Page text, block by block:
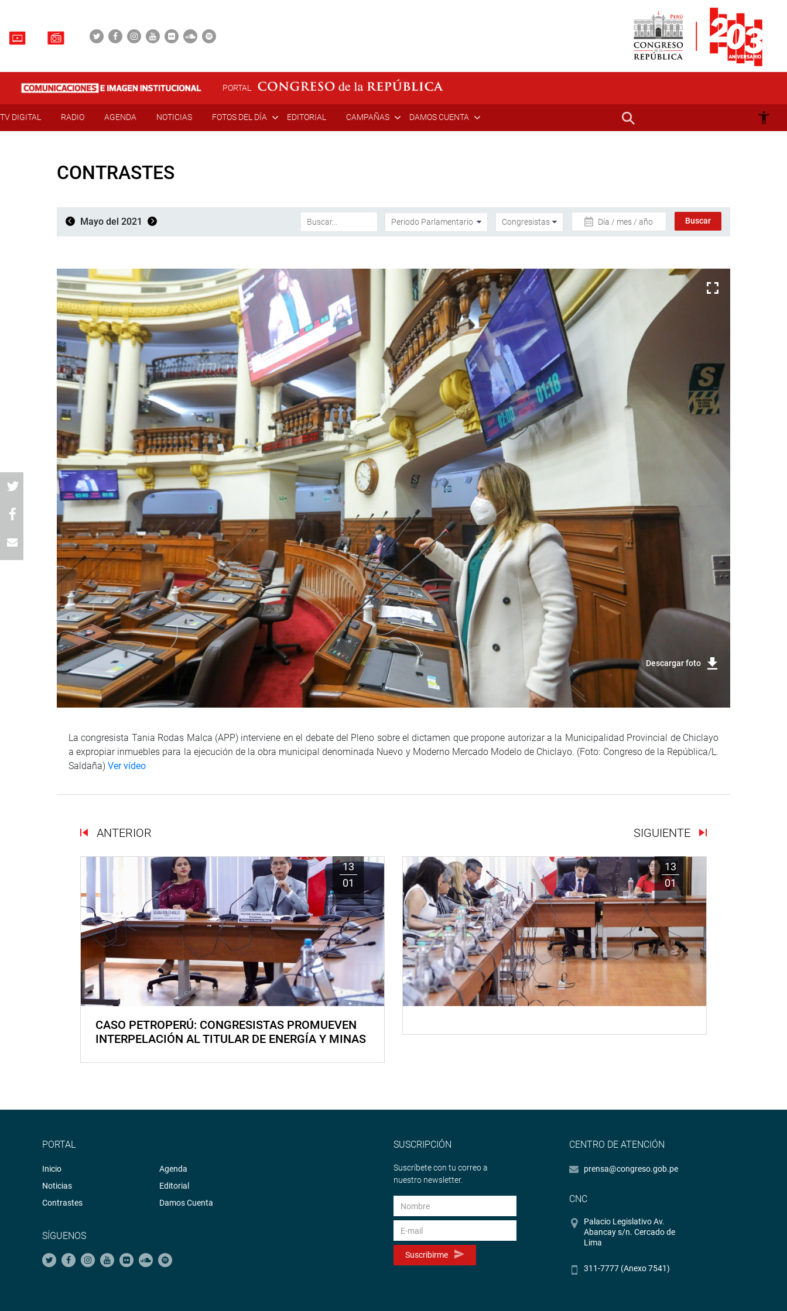
PORTAL
TV DIGITAL RADIO AGENDA NOTICIAS FOTOS DEL DÍA EDITORIAL CAMPAÑAS DAMOS CUENTA
CONTRASTES
Mayo del 2021 Día / mes / año
Descargar foto
La congresista Tania Rodas Malca (APP) interviene en el debate del Pleno sobre el dictamen que propone autorizar a la Municipalidad Provincial de Chiclayo
a expropiar inmuebles para la ejecución de la obra municipal denominada Nuevo y Moderno Mercado Modelo de Chiclayo. (Foto: Congreso de la República/L.
Saldaña) Ver vídeo
ANTERIOR SIGUIENTE
13
01
CASO PETROPERÚ: CONGRESISTAS PROMUEVEN
INTERPELACIÓN AL TITULAR DE ENERGÍA Y MINAS
13
01
PORTAL
Inicio
Noticias
Contrastes
Agenda
Editorial
Damos Cuenta
SÍGUENOS
SUSCRIPCIÓN
Suscríbete con tu correo a
nuestro newsletter.
Suscribirme
CENTRO DE ATENCIÓN
prensa@congreso.gob.pe
CNC
Palacio Legislativo Av.
Abancay s/n. Cercado de
Lima
311-7777 (Anexo 7541)